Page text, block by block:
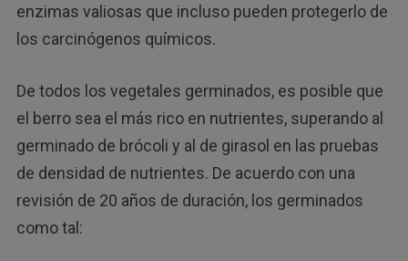
enzimas valiosas que incluso pueden protegerlo de
los carcinógenos químicos.
De todos los vegetales germinados, es posible que
el berro sea el más rico en nutrientes, superando al
germinado de brócoli y al de girasol en las pruebas
de densidad de nutrientes. De acuerdo con una
revisión de 20 años de duración, los germinados
como tal: